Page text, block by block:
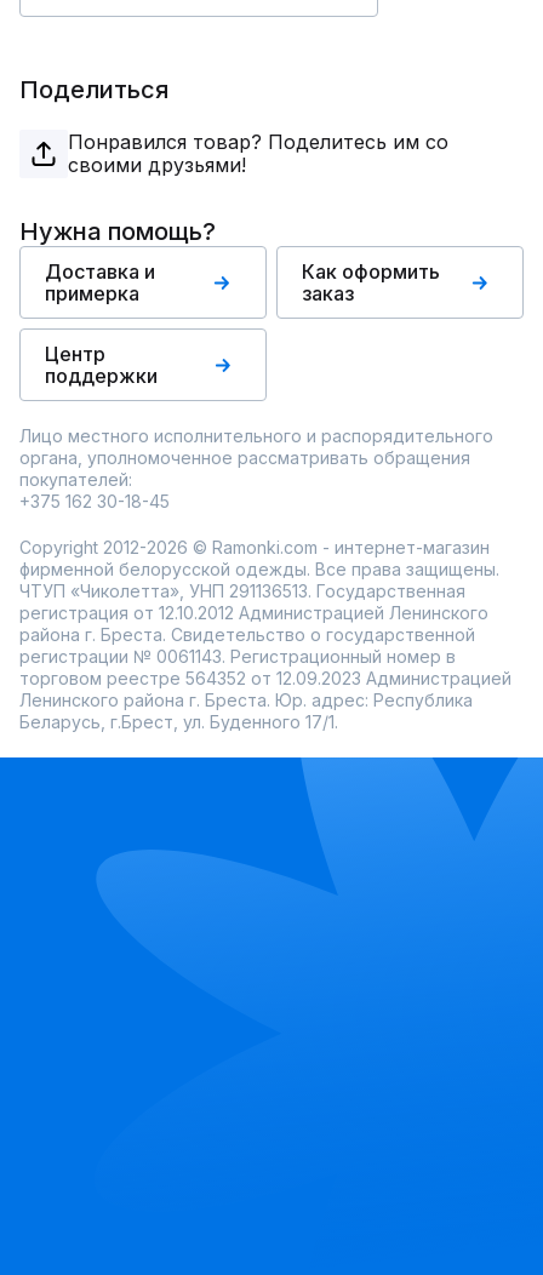
Поделиться
Понравился товар? Поделитесь им со
своими друзьями!
Нужна помощь?
Доставка и
примерка
Как оформить
заказ
Центр
поддержки
Лицо местного исполнительного и распорядительного
органа, уполномоченное рассматривать обращения
покупателей:
+375 162 30-18-45
Copyright 2012-2026 © Ramonki.com - интернет-магазин
фирменной белорусской одежды. Все права защищены.
ЧТУП «Чиколетта», УНП 291136513. Государственная
регистрация от 12.10.2012 Администрацией Ленинского
района г. Бреста. Свидетельство о государственной
регистрации № 0061143. Регистрационный номер в
торговом реестре 564352 от 12.09.2023 Администрацией
Ленинского района г. Бреста. Юр. адрес: Республика
Беларусь, г.Брест, ул. Буденного 17/1.